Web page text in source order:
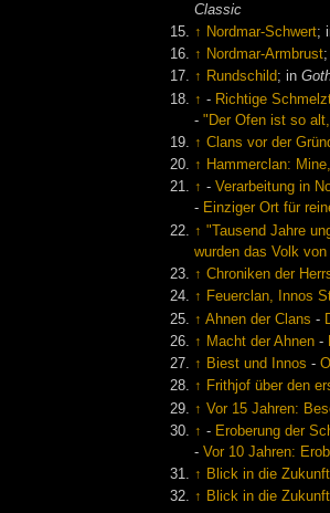
Classic
↑ Nordmar-Schwert;
↑ Nordmar-Armbrust
↑ Rundschild; in
↑ - Richtige
-"Der Ofen ist so
↑ Clans vor der
↑ Hammerclan:
↑ -Verarbeitung in
- Einziger Ort für
↑ "Tausend Jahre
wurden das Volk von
↑ Chroniken der
↑ Feuerclan, Innos
↑ Ahnen der Clans -
↑ Macht der Ahnen -
↑ Biest und Innos -
↑ Frithjof über den
↑ Vor 15 Jahren:
↑ - Eroberung der
-Vor 10 Jahren:
↑ Blick in die
↑ Blick in die